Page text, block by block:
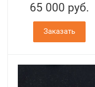
65 000 руб.
Заказать